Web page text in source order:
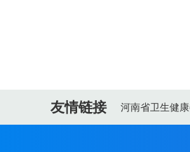
友情链接 河南省卫生健